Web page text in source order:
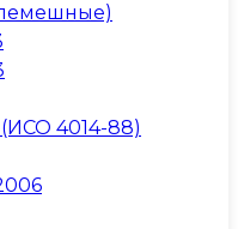
4014-88)